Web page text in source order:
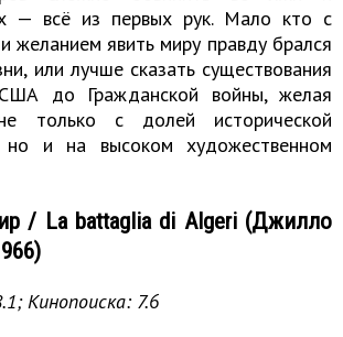
— всё из первых рук. Мало кто с
желанием явить миру правду брался
или лучше сказать существования
до Гражданской войны, желая
только с долей исторической
но и на высоком художественном
/ La battaglia di Algeri (Джилло
Кинопоиска: 7.6